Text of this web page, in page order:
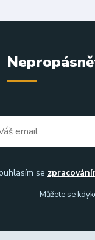
se
Můžete se